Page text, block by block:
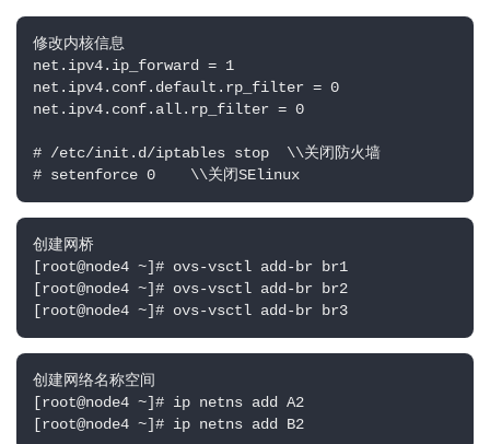
修改内核信息
net.ipv4.ip_forward = 1
net.ipv4.conf.default.rp_filter = 0
net.ipv4.conf.all.rp_filter = 0
# /etc/init.d/iptables stop  \\关闭防火墙
# setenforce 0    \\关闭SElinux
创建网桥
[root@node4 ~]# ovs-vsctl add-br br1
[root@node4 ~]# ovs-vsctl add-br br2
[root@node4 ~]# ovs-vsctl add-br br3
创建网络名称空间
[root@node4 ~]# ip netns add A2
[root@node4 ~]# ip netns add B2